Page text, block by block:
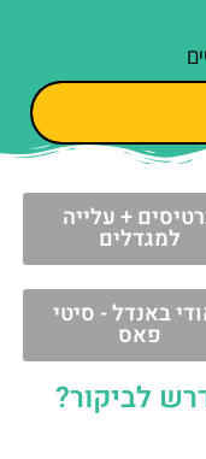
+ עלייה
למגדלים
באנדל - סיטי
פאס
לביקור?